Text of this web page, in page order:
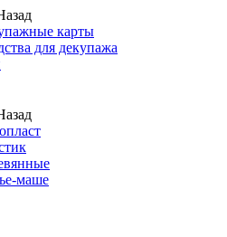
карты
для декупажа
маше